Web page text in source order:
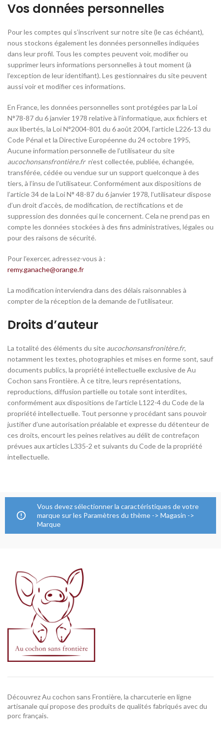
Vos données personnelles
Pour les comptes qui s’inscrivent sur notre site (le cas échéant),
nous stockons également les données personnelles indiquées
dans leur profil. Tous les comptes peuvent voir, modifier ou
supprimer leurs informations personnelles à tout moment (à
l’exception de leur identifiant). Les gestionnaires du site peuvent
aussi voir et modifier ces informations.
En France, les données personnelles sont protégées par la Loi
N°78-87 du 6 janvier 1978 relative à l’informatique, aux fichiers et
aux libertés, la Loi N°2004-801 du 6 août 2004, l’article L226-13 du
Code Pénal et la Directive Européenne du 24 octobre 1995,
Aucune information personnelle de l’utilisateur du site
aucochonsansfrontière.frn’est collectée, publiée, échangée,
transférée, cédée ou vendue sur un support quelconque à des
tiers, à l’insu de l’utilisateur. Conformément aux dispositions de
l’article 34 de la Loi N° 48-87 du 6 janvier 1978, l’utilisateur dispose
d’un droit d’accès, de modification, de rectifications et de
suppression des données qui le concernent. Cela ne prend pas en
compte les données stockées à des fins administratives, légales ou
pour des raisons de sécurité.
Pour l’exercer, adressez-vous à :
remy.ganache@orange.fr
La modification interviendra dans des délais raisonnables à
compter de la réception de la demande de l’utilisateur.
Droits d’auteur
La totalité des éléments du site aucochonsansfronitère.fr,
notamment les textes, photographies et mises en forme sont, sauf
documents publics, la propriété intellectuelle exclusive de Au
Cochon sans Frontière. À ce titre, leurs représentations,
reproductions, diffusion partielle ou totale sont interdites,
conformément aux dispositions de l’article L122-4 du Code de la
propriété intellectuelle. Tout personne y procédant sans pouvoir
justifier d’une autorisation préalable et expresse du détenteur de
ces droits, encourt les peines relatives au délit de contrefaçon
prévues aux articles L335-2 et suivants du Code de la propriété
intellectuelle.
Vous devez sélectionner la caractéristiques de votre
marque sur les Paramètres du thème -> Magasin ->
Marque
Découvrez Au cochon sans Frontière, la charcuterie en ligne
artisanale qui propose des produits de qualités fabriqués avec du
porc français.